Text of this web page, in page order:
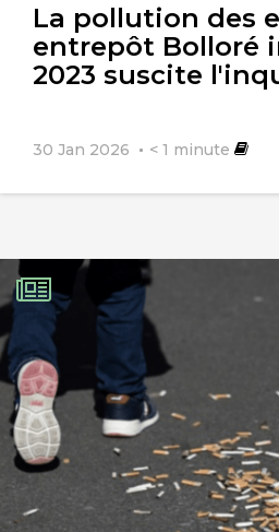
La pollution des
entrepôt Bolloré
2023 suscite
30 Jan 2026 < 1 minute